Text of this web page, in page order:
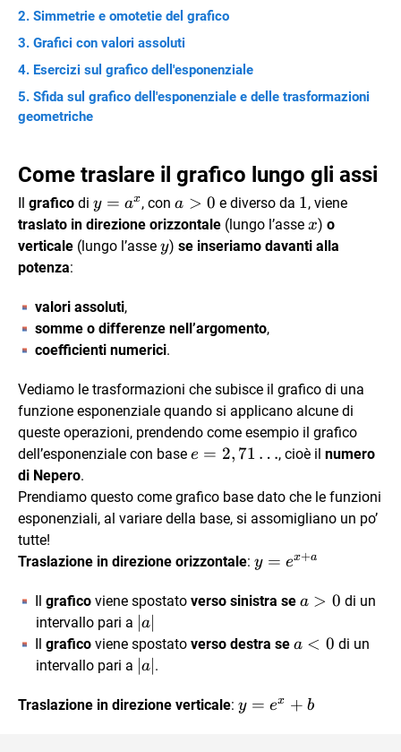
Simmetrie e omotetie del grafico
Grafici con valori assoluti
Esercizi sul grafico dell'esponenziale
Sfida sul grafico dell'esponenziale e delle trasformazioni
geometriche
Come traslare il grafico lungo gli assi
Il grafico di y=a^x
y = ax, cona>0
a > 0 e diverso da 1
1, viene
traslato in direzione orizzontale (lungo l’asse x
x) o
verticale (lungo l’asse y
y) se inseriamo davanti alla
potenza:
valori assoluti,
somme o differenze nell’argomento,
coefficienti numerici.
Vediamo le trasformazioni che subisce il grafico di una
funzione esponenziale quando si applicano alcune di
queste operazioni, prendendo come esempio il grafico
dell’esponenziale con base e=2,71…
e = 2, 71 …, cioè ilnumero
di Nepero.
Prendiamo questo come grafico base dato che le funzioni
esponenziali, al variare della base, si assomigliano un po’
tutte!
Traslazione in direzione orizzontale: y=e^{x+a}
y = ex+a
Il grafico viene spostato verso sinistra se a>0
a > 0 di un
intervallo pari a |a|
a
Il grafico viene spostato verso destra se a<0
a < 0 di un
intervallo pari a |a|
a .
Traslazione in direzione verticale: y=e^x+b
y = ex + b